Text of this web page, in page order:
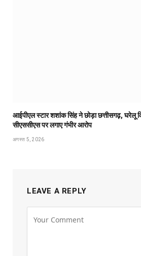
आईपीएल स्टार शशांक सिंह ने छोड़ा छत्तीसगढ़,
सीएससीएस पर लगाए गंभीर आरोप
अगस्त 5, 2026
LEAVE A REPLY